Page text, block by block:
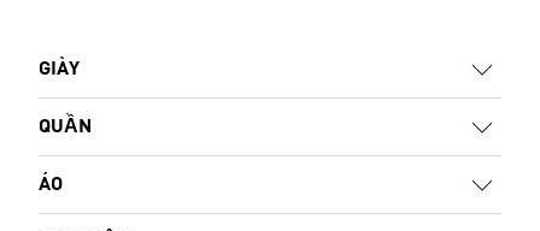
GIÀY
QUẦN
ÁO